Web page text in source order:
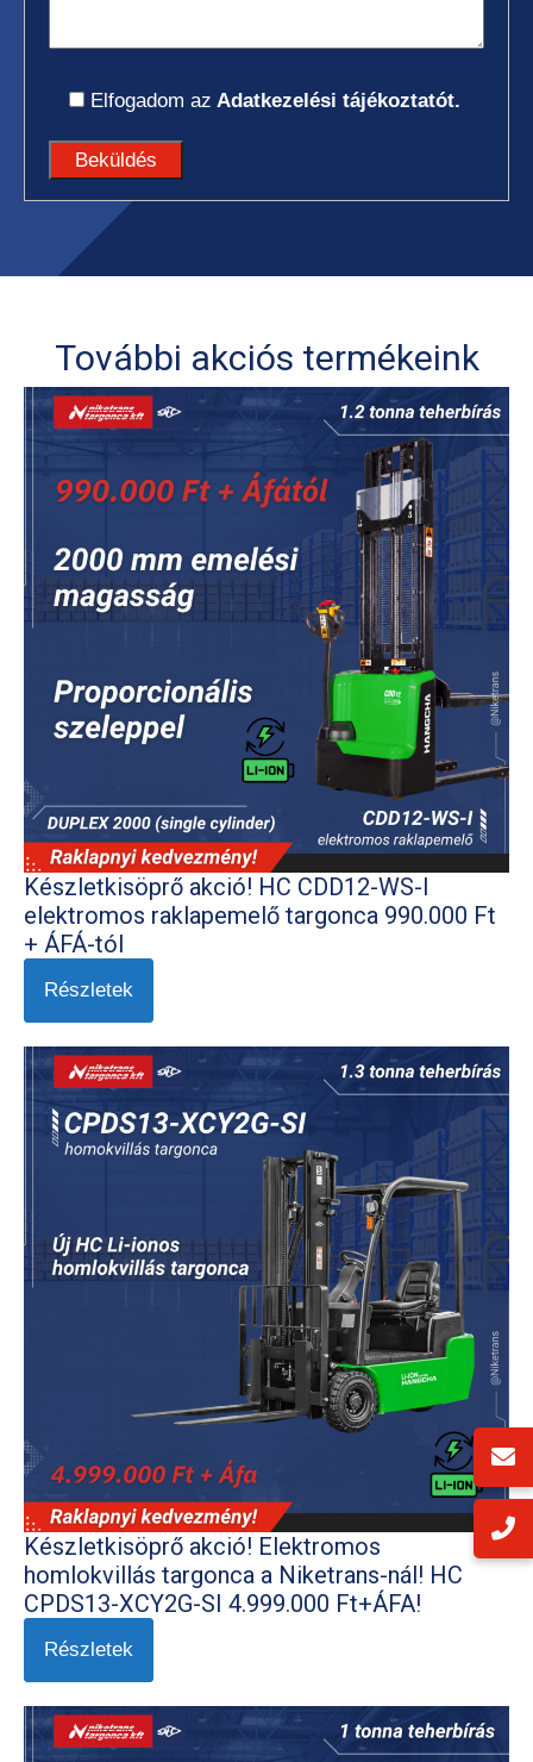
Elfogadom az Adatkezelési tájékoztatót.
További akciós termékeink
Készletkisöprő akció! HC CDD12-WS-I
elektromos raklapemelő targonca 990.000 Ft
+ ÁFÁ-tól
Részletek
Készletkisöprő akció! Elektromos
homlokvillás targonca a Niketrans-nál! HC
CPDS13-XCY2G-SI 4.999.000 Ft+ÁFA!
Részletek